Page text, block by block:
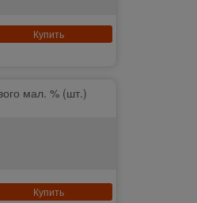
Купить
мал. % (шт.)
Купить